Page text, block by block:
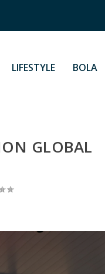
LIFESTYLE BOLA
GLOBAL